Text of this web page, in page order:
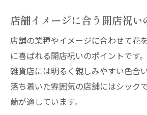
店舗イメージに合う開店祝い
店舗の業種やイメージに合わせて花
に喜ばれる開店祝いのポイントです
雑貨店には明るく親しみやすい色合
落ち着いた雰囲気の店舗にはシック
蘭が適しています。